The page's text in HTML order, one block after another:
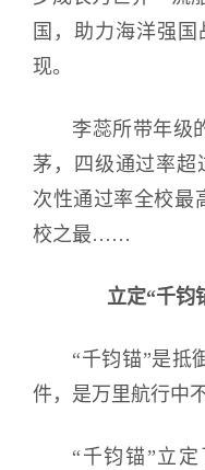
国，助力海洋强
现。
李蕊所带年级
茅，四级通过率超
次性通过率全校最
校之最……
立定“千钧
“千钧锚”是抵
件，是万里航行中
“千钧锚”立